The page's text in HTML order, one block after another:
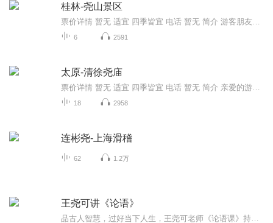
桂林-尧山景区
6 2591
太原-清徐尧庙
18 2958
连彬尧-上海滑稽
62 1.2万
王尧可讲《论语》